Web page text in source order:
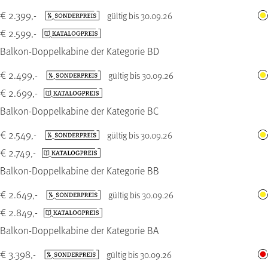
Balkon-Doppelkabine der Kategorie BD
€ 2.399,- gültig bis 30.09.26
€ 2.599,-
Balkon-Doppelkabine der Kategorie BC
€ 2.499,- gültig bis 30.09.26
€ 2.699,-
Balkon-Doppelkabine der Kategorie BB
€ 2.549,- gültig bis 30.09.26
€ 2.749,-
Balkon-Doppelkabine der Kategorie BA
€ 2.649,- gültig bis 30.09.26
€ 2.849,-
€ 3.398,- gültig bis 30.09.26